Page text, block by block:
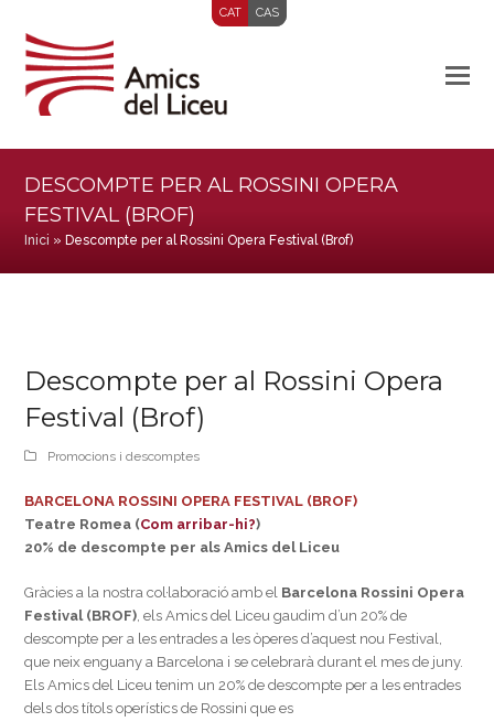
CAT CAS
DESCOMPTE PER AL ROSSINI OPERA
FESTIVAL (BROF)
Inici » Descompte per al Rossini Opera Festival (Brof)
Descompte per al Rossini Opera
Festival (Brof)
Promocions i descomptes
BARCELONA ROSSINI OPERA FESTIVAL (BROF)
Teatre Romea (Com arribar-hi?)
20% de descompte per als Amics del Liceu
Gràcies a la nostra col·laboració amb el Barcelona Rossini Opera
Festival (BROF), els Amics del Liceu gaudim d’un 20% de
descompte per a les entrades a les òperes d’aquest nou Festival,
que neix enguany a Barcelona i se celebrarà durant el mes de juny.
Els Amics del Liceu tenim un 20% de descompte per a les entrades
dels dos títols operístics de Rossini que es